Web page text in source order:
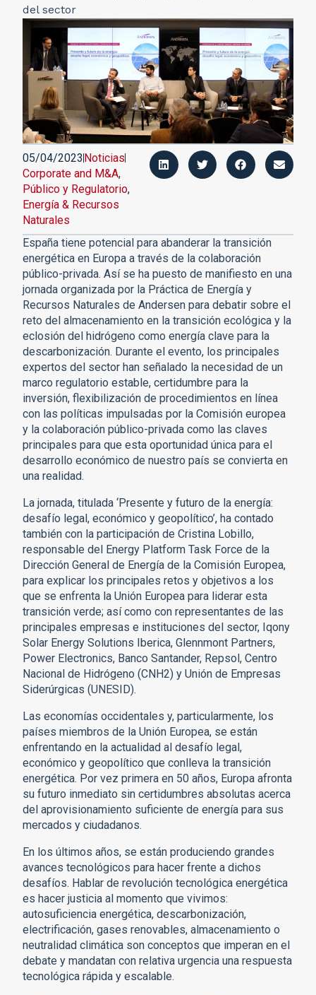
del sector
05/04/2023 Noticias
Corporate and M&A,
Público y Regulatorio,
Energía & Recursos
Naturales
España tiene potencial para abanderar la transición
energética en Europa a través de la colaboración
público-privada. Así se ha puesto de manifiesto en una
jornada organizada por la Práctica de Energía y
Recursos Naturales de Andersen para debatir sobre el
reto del almacenamiento en la transición ecológica y la
eclosión del hidrógeno como energía clave para la
descarbonización. Durante el evento, los principales
expertos del sector han señalado la necesidad de un
marco regulatorio estable, certidumbre para la
inversión, flexibilización de procedimientos en línea
con las políticas impulsadas por la Comisión europea
y la colaboración público-privada como las claves
principales para que esta oportunidad única para el
desarrollo económico de nuestro país se convierta en
una realidad.
La jornada, titulada ‘Presente y futuro de la energía:
desafío legal, económico y geopolítico’, ha contado
también con la participación de Cristina Lobillo,
responsable del Energy Platform Task Force de la
Dirección General de Energía de la Comisión Europea,
para explicar los principales retos y objetivos a los
que se enfrenta la Unión Europea para liderar esta
transición verde; así como con representantes de las
principales empresas e instituciones del sector, Iqony
Solar Energy Solutions Iberica, Glennmont Partners,
Power Electronics, Banco Santander, Repsol, Centro
Nacional de Hidrógeno (CNH2) y Unión de Empresas
Siderúrgicas (UNESID).
Las economías occidentales y, particularmente, los
países miembros de la Unión Europea, se están
enfrentando en la actualidad al desafío legal,
económico y geopolítico que conlleva la transición
energética. Por vez primera en 50 años, Europa afronta
su futuro inmediato sin certidumbres absolutas acerca
del aprovisionamiento suficiente de energía para sus
mercados y ciudadanos.
En los últimos años, se están produciendo grandes
avances tecnológicos para hacer frente a dichos
desafíos. Hablar de revolución tecnológica energética
es hacer justicia al momento que vivimos:
autosuficiencia energética, descarbonización,
electrificación, gases renovables, almacenamiento o
neutralidad climática son conceptos que imperan en el
debate y mandatan con relativa urgencia una respuesta
tecnológica rápida y escalable.